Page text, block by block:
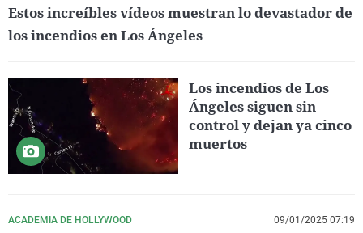
Estos increíbles vídeos muestran lo devastador de
los incendios en Los Ángeles
Los incendios de Los
Ángeles siguen sin
control y dejan ya cinco
muertos
ACADEMIA DE HOLLYWOOD 09/01/2025 07:19